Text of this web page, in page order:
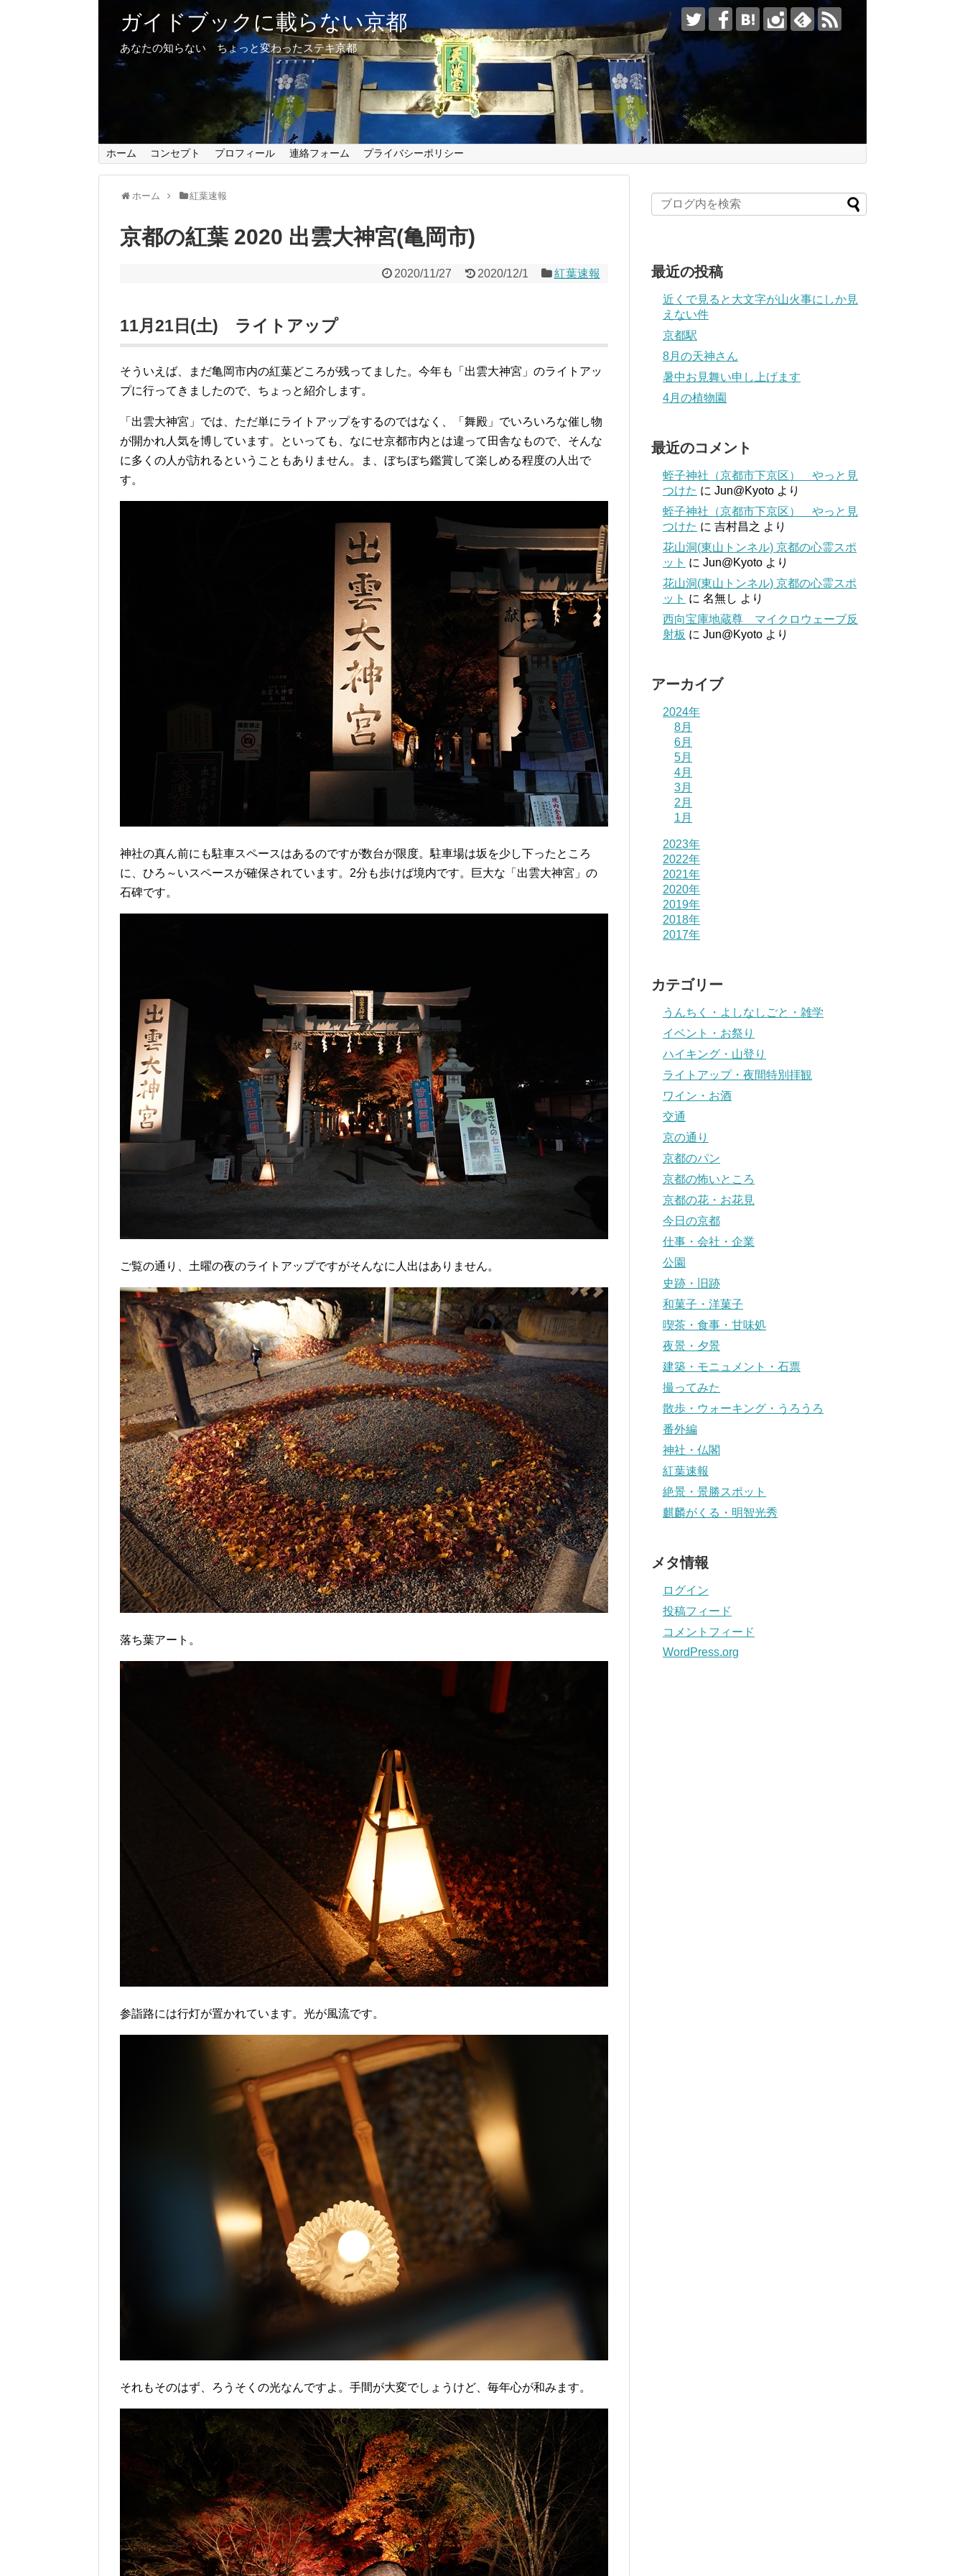
ガイドブックに載らない京都
あなたの知らない ちょっと変わったステキ京都
ホーム コンセプト プロフィール 連絡フォーム プライバシーポリシー
ホーム 紅葉速報
京都の紅葉 2020 出雲大神宮(亀岡市)
2020/11/27 2020/12/1 紅葉速報
11月21日(土) ライトアップ
そういえば、まだ亀岡市内の紅葉どころが残ってました。今年も「出雲大神宮」のライトアッ
プに行ってきましたので、ちょっと紹介します。
「出雲大神宮」では、ただ単にライトアップをするのではなく、「舞殿」でいろいろな催し物
が開かれ人気を博しています。といっても、なにせ京都市内とは違って田舎なもので、そんな
に多くの人が訪れるということもありません。ま、ぼちぼち鑑賞して楽しめる程度の人出で
す。
神社の真ん前にも駐車スペースはあるのですが数台が限度。駐車場は坂を少し下ったところ
に、ひろ～いスペースが確保されています。2分も歩けば境内です。巨大な「出雲大神宮」の
石碑です。
ご覧の通り、土曜の夜のライトアップですがそんなに人出はありません。
落ち葉アート。
参詣路には行灯が置かれています。光が風流です。
それもそのはず、ろうそくの光なんですよ。手間が大変でしょうけど、毎年心が和みます。
最近の投稿
近くで見ると大文字が山火事にしか見
えない件
京都駅
8月の天神さん
暑中お見舞い申し上げます
4月の植物園
最近のコメント
蛭子神社（京都市下京区） やっと見
つけた に Jun@Kyoto より
蛭子神社（京都市下京区） やっと見
つけた に 吉村昌之 より
花山洞(東山トンネル) 京都の心霊スポ
ット に Jun@Kyoto より
花山洞(東山トンネル) 京都の心霊スポ
ット に 名無し より
西向宝庫地蔵尊 マイクロウェーブ反
射板 に Jun@Kyoto より
アーカイブ
2024年
8月
6月
5月
4月
3月
2月
1月
2023年
2022年
2021年
2020年
2019年
2018年
2017年
カテゴリー
うんちく・よしなしごと・雑学
イベント・お祭り
ハイキング・山登り
ライトアップ・夜間特別拝観
ワイン・お酒
交通
京の通り
京都のパン
京都の怖いところ
京都の花・お花見
今日の京都
仕事・会社・企業
公園
史跡・旧跡
和菓子・洋菓子
喫茶・食事・甘味処
夜景・夕景
建築・モニュメント・石票
撮ってみた
散歩・ウォーキング・うろうろ
番外編
神社・仏閣
紅葉速報
絶景・景勝スポット
麒麟がくる・明智光秀
メタ情報
ログイン
投稿フィード
コメントフィード
WordPress.org